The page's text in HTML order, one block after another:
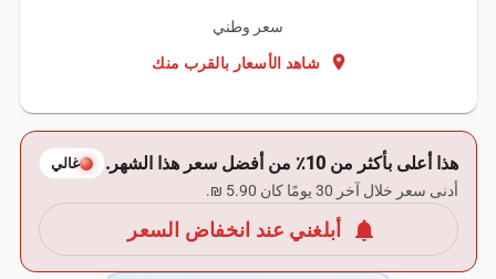
سعر وطني
location_on شاهد الأسعار بالقرب منك
هذا أعلى بأكثر من 10٪ من أفضل سعر هذا الشهر. غالي
أدنى سعر خلال آخر 30 يومًا كان ‏5.90 ₪.
notifications أبلغني عند انخفاض السعر